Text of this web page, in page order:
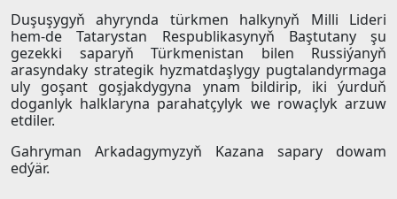
Duşuşygyň ahyrynda türkmen halkynyň Milli Lideri
hem-de Tatarystan Respublikasynyň Baştutany şu
gezekki saparyň Türkmenistan bilen Russiýanyň
arasyndaky strategik hyzmatdaşlygy pugtalandyrmaga
uly goşant goşjakdygyna ynam bildirip, iki ýurduň
doganlyk halklaryna parahatçylyk we rowaçlyk arzuw
etdiler.
Gahryman Arkadagymyzyň Kazana sapary dowam
edýär.